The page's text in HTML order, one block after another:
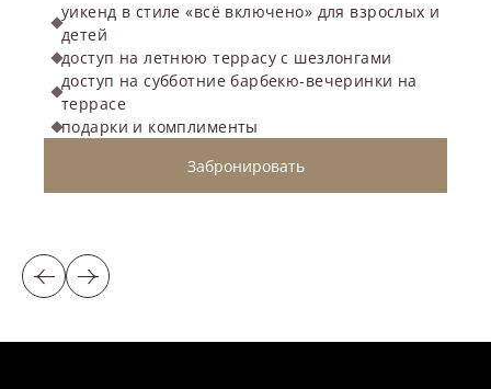
уикенд в стиле «всё включено» для взрослых и
детей
доступ на летнюю террасу с шезлонгами
доступ на субботние барбекю-вечеринки на
террасе
подарки и комплименты
Забронировать
Предыдущий слайд
Следующий слайд